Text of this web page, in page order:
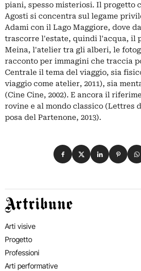
piani, spesso misteriosi. Il progetto
Agosti si concentra sul legame
Adami con il Lago Maggiore, dove
trascorre l'estate, quindi l'acqua, il
Meina, l'atelier tra gli alberi, le
racconto per immagini che traccia
Centrale il tema del viaggio, sia
viaggio come atelier, 2011), sia
(Cine Cine, 2002). E ancora il
rovine e al mondo classico (Lettres
posa del Partenone, 2013).
Condividi su Facebook
Condividi su X
Condividi su
Artribune
Arti visive
Progetto
Professioni
Arti performative